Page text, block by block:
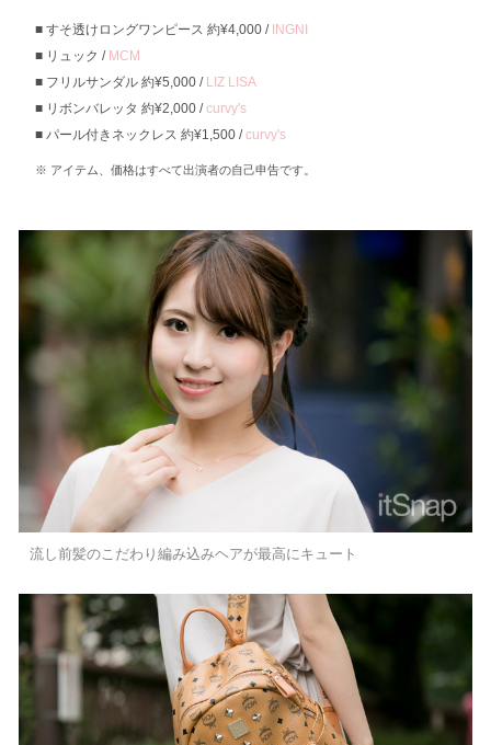
すそ透けロングワンピース 約¥4,000 / INGNI
リュック / MCM
フリルサンダル 約¥5,000 / LIZ LISA
リボンバレッタ 約¥2,000 /curvy's
パール付きネックレス 約¥1,500 /curvy's
アイテム、価格はすべて出演者の自己申告です。
流し前髪のこだわり編み込みヘアが最高にキュート